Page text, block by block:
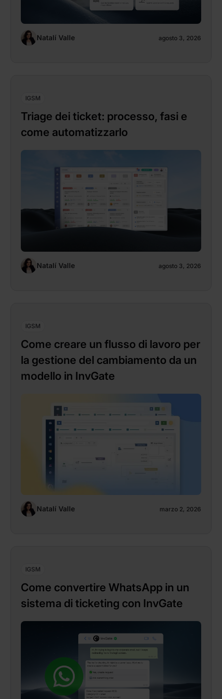
Natalí Valle agosto 3, 2026
IGSM
Triage dei ticket: processo, fasi e
come automatizzarlo
Natalí Valle agosto 3, 2026
IGSM
Come creare un flusso di lavoro per
la gestione del cambiamento da un
modello in InvGate
Natalí Valle marzo 2, 2026
IGSM
Come convertire WhatsApp in un
sistema di ticketing con InvGate